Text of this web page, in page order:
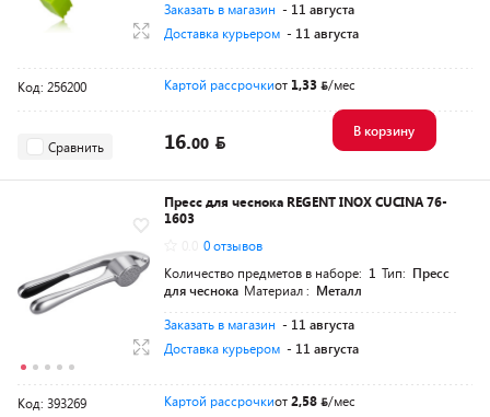
Заказать в магазин - 11 августа
Доставка курьером - 11 августа
Код: 256200 Картой рассрочкиот 1,33 /мес
Сравнить 16.00
В корзину
Пресс для чеснока REGENT INOX CUCINA 76-
1603
0 отзывов
Количество предметов в наборе: 1 Тип: Пресс
для чеснока Материал : Металл
Заказать в магазин - 11 августа
Доставка курьером - 11 августа
Код: 393269 Картой рассрочкиот2,58 /мес